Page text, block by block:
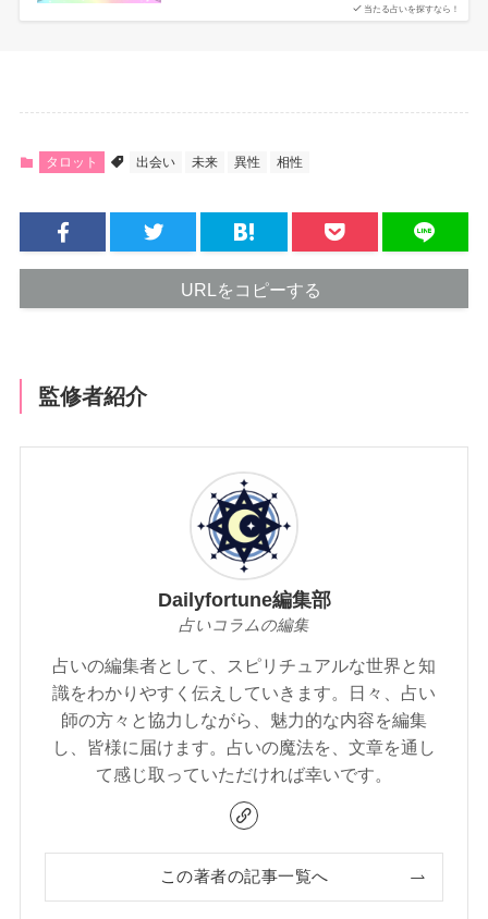
当たる占いを探すなら！
タロット 出会い 未来 異性 相性
URLをコピーする
監修者紹介
Dailyfortune編集部
占いコラムの編集
占いの編集者として、スピリチュアルな世界と知
識をわかりやすく伝えしていきます。日々、占い
師の方々と協力しながら、魅力的な内容を編集
し、皆様に届けます。占いの魔法を、文章を通し
て感じ取っていただければ幸いです。
この著者の記事一覧へ